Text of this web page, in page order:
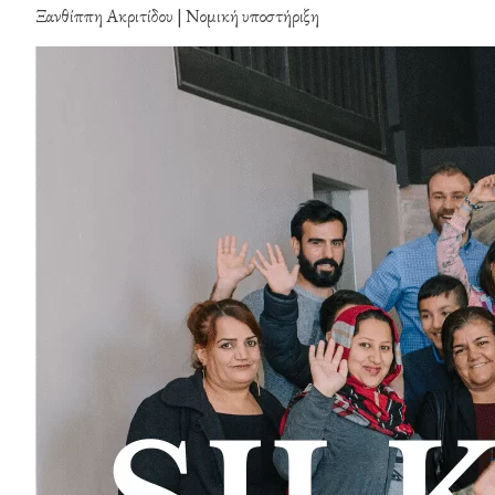
Ξανθίππη Ακριτίδου | Νομική υποστήριξη